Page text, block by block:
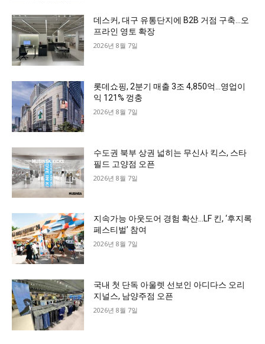
데스커, 대구 유통단지에 B2B 거점 구축…오
프라인 영토 확장
2026년 8월 7일
롯데쇼핑, 2분기 매출 3조 4,850억…영업이
익 121% 껑충
2026년 8월 7일
수도권 북부 상권 넓히는 무신사 킥스, 스타
필드 고양점 오픈
2026년 8월 7일
지속가능 아웃도어 경험 확산…LF 킨, ‘후지록
페스티벌’ 참여
2026년 8월 7일
국내 첫 단독 아울렛 선보인 아디다스 오리
지널스, 남양주점 오픈
2026년 8월 7일